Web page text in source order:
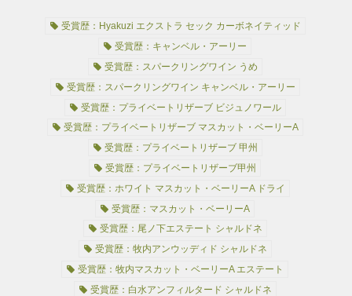
受賞歴：Hyakuzi エクストラ セック カーボネイティッド
受賞歴：キャンベル・アーリー
受賞歴：スパークリングワイン うめ
受賞歴：スパークリングワイン キャンベル・アーリー
受賞歴：プライベートリザーブ ビジュノワール
受賞歴：プライベートリザーブ マスカット・ベーリーA
受賞歴：プライベートリザーブ 甲州
受賞歴：プライベートリザーブ甲州
受賞歴：ホワイト マスカット・ベーリーA ドライ
受賞歴：マスカット・ベーリーA
受賞歴：尾ノ下エステート シャルドネ
受賞歴：牧内アンウッディド シャルドネ
受賞歴：牧内マスカット・ベーリーA エステート
受賞歴：白水アンフィルタード シャルドネ